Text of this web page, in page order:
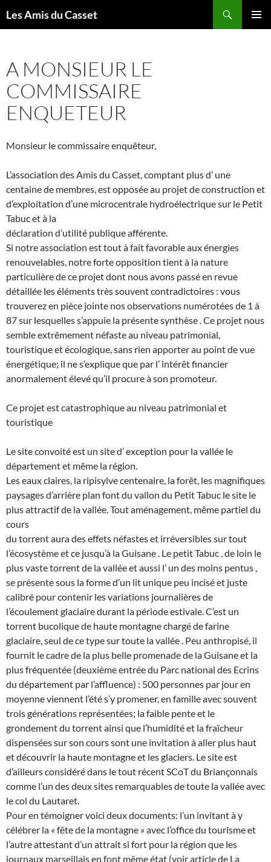
auLes Amis du Casset
A MONSIEUR LE
COMMISSAIRE
ENQUETEUR
Monsieur le commissaire enquêteur,
L’association des Amis du Casset, comptant plus d’ une
centaine de membres, est opposée au projet de construction et
d’exploitation d’une microcentrale hydroélectrique sur le Petit
Tabuc et à la
déclaration d’utilité publique afférente.
Si notre association est tout à fait favorable aux énergies
renouvelables, notre forte opposition tient à la nature
particulière de ce projet dont nous avons passé en revue
détaillée les éléments très souvent contradictoires : vous
trouverez en pièce jointe nos observations numérotées de 1 à
87 sur lesquelles s’appuie la présente synthèse . Ce projet nous
semble extrêmement néfaste au niveau patrimonial,
touristique et écologique, sans rien apporter au point de vue
énergétique; il ne s’explique que par l’ intérêt financier
anormalement élevé qu’il procure à son promoteur.
Ce projet est catastrophique au niveau patrimonial et
touristique
Le site convoité est un site d’ exception pour la vallée le
département et même la région.
Les eaux claires, la ripisylve centenaire, la forêt, les magnifiques
paysages d’arrière plan font du vallon du Petit Tabuc le site le
plus attractif de la vallée. Tout aménagement, même partiel du
cours
du torrent aura des effets néfastes et irréversibles sur tout
l’écosystème et ce jusqu’à la Guisane . Le petit Tabuc , de loin le
plus vaste torrent de la vallée et aussi l’ un des moins pentus ,
se présente sous la forme d’un lit unique peu incisé et juste
calibré pour contenir les variations journalières de
l’écoulement glaciaire durant la période estivale. C’est un
torrent bucolique de haute montagne chargé de farine
glaciaire, seul de ce type sur toute la vallée . Peu anthropisé, il
fournit le cadre de la plus belle promenade de la Guisane et la
plus fréquentée (deuxième entrée du Parc national des Ecrins
du département par l’affluence) : 500 personnes par jour en
moyenne viennent l’été s’y promener, en famille avec souvent
trois générations représentées; la faible pente et le
grondement du torrent ainsi que l’humidité et la fraîcheur
dispensées sur son cours sont une invitation à aller plus haut
et découvrir la haute montagne et les glaciers. Le site est
d’ailleurs considéré dans le tout récent SCoT du Briançonnais
comme l’un des deux sites remarquables de toute la vallée avec
le col du Lautaret.
Pour en témoigner voici deux documents: l’un invitant à y
célébrer la « fête de la montagne » avec l’office du tourisme et
l’autre attestant d’un attrait si fort pour la région que les
journaux marseillais en font même état (voir article de La